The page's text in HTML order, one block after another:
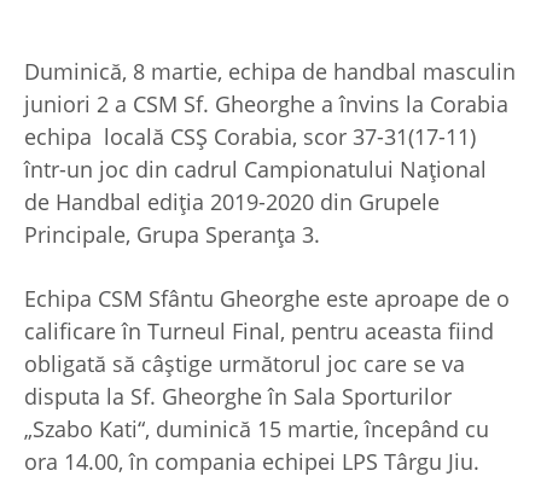
Duminică, 8 martie, echipa de handbal masculin
juniori 2 a CSM Sf. Gheorghe a învins la Corabia
echipa locală CSŞ Corabia, scor 37-31(17-11)
într-un joc din cadrul Campionatului Național
de Handbal ediția 2019-2020 din Grupele
Principale, Grupa Speranța 3.
Echipa CSM Sfântu Gheorghe este aproape de o
calificare în Turneul Final, pentru aceasta fiind
obligată să câștige următorul joc care se va
disputa la Sf. Gheorghe în Sala Sporturilor
„Szabo Kati“, duminică 15 martie, începând cu
ora 14.00, în compania echipei LPS Târgu Jiu.